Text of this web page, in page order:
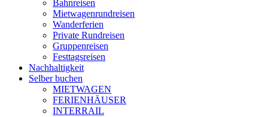
Bahnreisen
Mietwagenrundreisen
Wanderferien
Private Rundreisen
Gruppenreisen
Festtagsreisen
Nachhaltigkeit
Selber buchen
MIETWAGEN
FERIENHÄUSER
INTERRAIL